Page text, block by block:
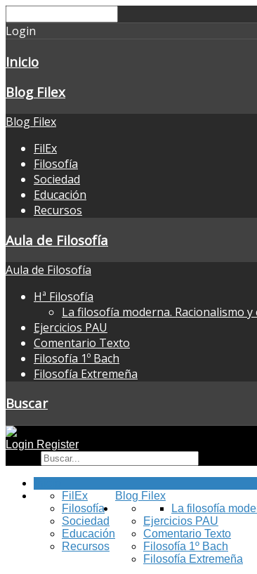
Login
Inicio
Blog Filex
Blog Filex
FilEx
Filosofía
Sociedad
Educación
Recursos
Aula de Filosofía
Aula de Filosofía
Hª Filosofía
La filosofía moderna. Racionalismo
Ejercicios PAU
Comentario Texto
Filosofía 1º Bach
Filosofía Extremeña
Buscar
Login Register
Blog Filex
FilEx
Filosofía
Sociedad
Educación
Recursos
La filosofía
Ejercicios PAU
Comentario Texto
Filosofía 1º Bach
Filosofía Extremeña